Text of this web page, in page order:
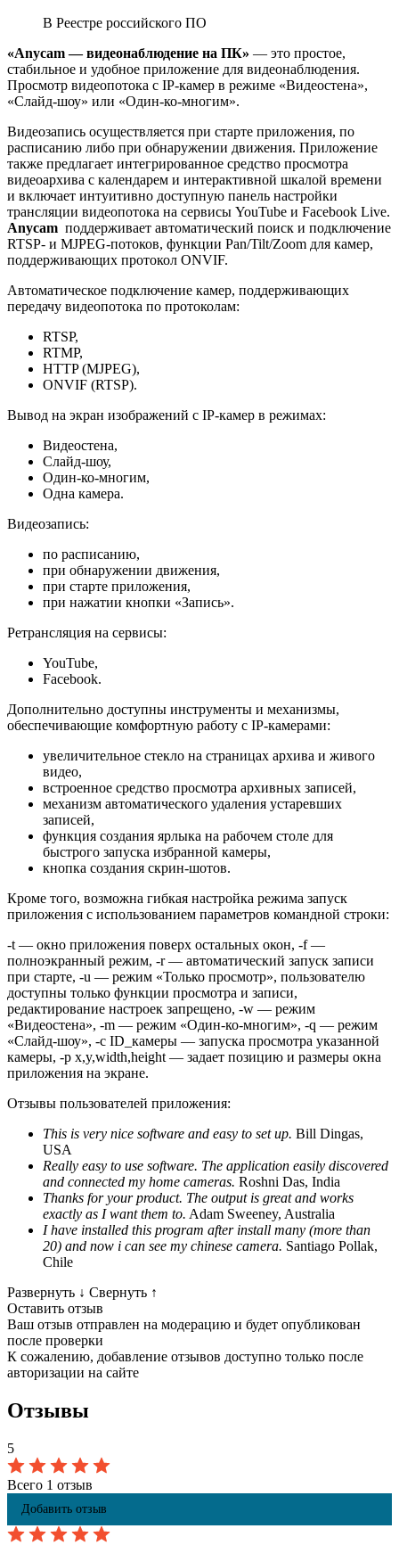
В Реестре российского ПО
«Anycam — видеонаблюдение на ПК» — это простое,
стабильное и удобное приложение для видеонаблюдения.
Просмотр видеопотока с IP-камер в режиме «Видеостена»,
«Слайд-шоу» или «Один-ко-многим».
Видеозапись осуществляется при старте приложения, по
расписанию либо при обнаружении движения. Приложение
также предлагает интегрированное средство просмотра
видеоархива с календарем и интерактивной шкалой времени
и включает интуитивно доступную панель настройки
трансляции видеопотока на сервисы YouTube и Facebook Live.
Anycam поддерживает автоматический поиск и подключение
RTSP- и MJPEG-потоков, функции Pan/Tilt/Zoom для камер,
поддерживающих протокол ONVIF.
Автоматическое подключение камер, поддерживающих
передачу видеопотока по протоколам:
RTSP,
RTMP,
HTTP (MJPEG),
ONVIF (RTSP).
Вывод на экран изображений с IP-камер в режимах:
Видеостена,
Слайд-шоу,
Один-ко-многим,
Одна камера.
Видеозапись:
по расписанию,
при обнаружении движения,
при старте приложения,
при нажатии кнопки «Запись».
Ретрансляция на сервисы:
YouTube,
Facebook.
Дополнительно доступны инструменты и механизмы,
обеспечивающие комфортную работу с IP-камерами:
увеличительное стекло на страницах архива и живого
видео,
встроенное средство просмотра архивных записей,
механизм автоматического удаления устаревших
записей,
функция создания ярлыка на рабочем столе для
быстрого запуска избранной камеры,
кнопка создания скрин-шотов.
Кроме того, возможна гибкая настройка режима запуск
приложения с использованием параметров командной строки:
-t — окно приложения поверх остальных окон, -f —
полноэкранный режим, -r — автоматический запуск записи
при старте, -u — режим «Только просмотр», пользователю
доступны только функции просмотра и записи,
редактирование настроек запрещено, -w — режим
«Видеостена», -m — режим «Один-ко-многим», -q — режим
«Слайд-шоу», -c ID_камеры — запуска просмотра указанной
камеры, -p x,y,width,height — задает позицию и размеры окна
приложения на экране.
Отзывы пользователей приложения:
This is very nice software and easy to set up. Bill Dingas,
USA
Really easy to use software. The application easily discovered
and connected my home cameras. Roshni Das, India
Thanks for your product. The output is great and works
exactly as I want them to. Adam Sweeney, Australia
I have installed this program after install many (more than
20) and now i can see my chinese camera. Santiago Pollak,
Chile
Развернуть ↓ Свернуть ↑
Оставить отзыв
Ваш отзыв отправлен на модерацию и будет опубликован
после проверки
К сожалению, добавление отзывов доступно только после
авторизации на сайте
Отзывы
5
Всего 1 отзыв
Добавить отзыв